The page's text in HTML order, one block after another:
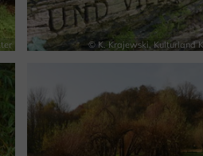
© K. Krajewski, Kulturland